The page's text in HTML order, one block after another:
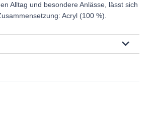
Alltag und besondere Anlässe, lässt sich
Acryl (100 %).